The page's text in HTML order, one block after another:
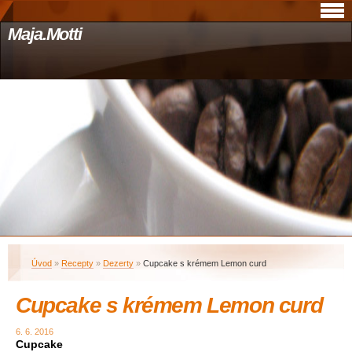
Maja.Motti
Úvod » Recepty » Dezerty » Cupcake s krémem Lemon curd
Cupcake s krémem Lemon curd
6. 6. 2016
Cupcake